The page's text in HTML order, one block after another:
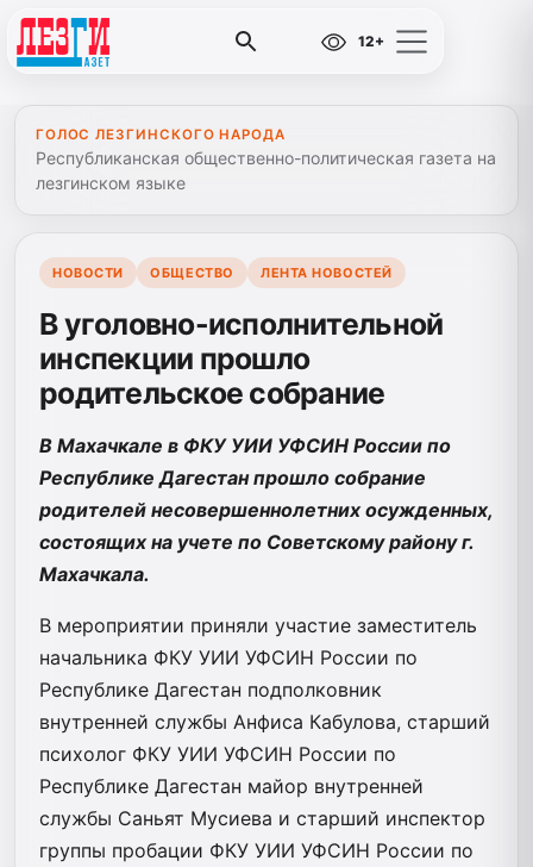
12+
ГОЛОС ЛЕЗГИНСКОГО НАРОДА
Республиканская общественно-политическая газета на
лезгинском языке
НОВОСТИ ОБЩЕСТВО ЛЕНТА НОВОСТЕЙ
В уголовно-исполнительной
инспекции прошло
родительское собрание
В Махачкале в ФКУ УИИ УФСИН России по
Республике Дагестан прошло собрание
родителей несовершеннолетних осужденных,
состоящих на учете по Советскому району г.
Махачкала.
В мероприятии приняли участие заместитель
начальника ФКУ УИИ УФСИН России по
Республике Дагестан подполковник
внутренней службы Анфиса Кабулова, старший
психолог ФКУ УИИ УФСИН России по
Республике Дагестан майор внутренней
службы Саньят Мусиева и старший инспектор
группы пробации ФКУ УИИ УФСИН России по